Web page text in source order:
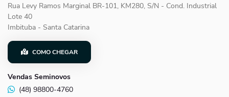
Rua Levy Ramos Marginal BR-101, KM280, S/N - Cond. Industrial
Lote 40
Imbituba - Santa Catarina
COMO CHEGAR
Vendas Seminovos
(48) 98800-4760